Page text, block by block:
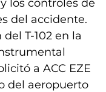
los controles de
del accidente.
T-102 en la
a ACC EZE
del aeropuerto